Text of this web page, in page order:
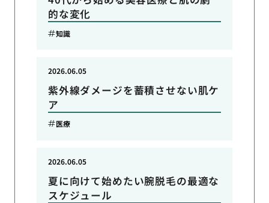
的な変化
知識
紫外線ダメージを蓄積させない肌ケ
ア
2026.06.05
医療
夏に向けて始めたい腕脱毛の最適な
スケジュール
2026.06.05